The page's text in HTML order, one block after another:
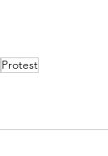
Protest